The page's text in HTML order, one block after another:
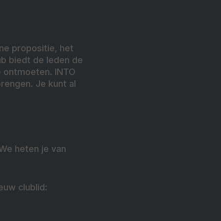
propositie, het
biedt de leden de
INTO
Je kunt al
heten je van
clublid: